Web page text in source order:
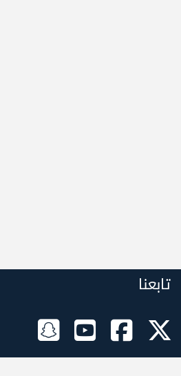
تابعنا